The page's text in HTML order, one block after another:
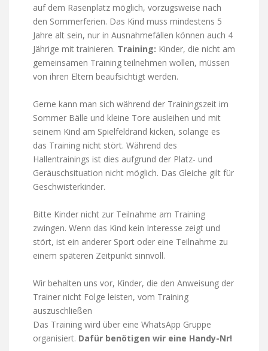
auf dem Rasenplatz möglich, vorzugsweise nach
den Sommerferien. Das Kind muss mindestens 5
Jahre alt sein, nur in Ausnahmefällen können auch 4
Jährige mit trainieren. Training: Kinder, die nicht am
gemeinsamen Training teilnehmen wollen, müssen
von ihren Eltern beaufsichtigt werden.
Gerne kann man sich während der Trainingszeit im
Sommer Bälle und kleine Tore ausleihen und mit
seinem Kind am Spielfeldrand kicken, solange es
das Training nicht stört. Während des
Hallentrainings ist dies aufgrund der Platz- und
Geräuschsituation nicht möglich. Das Gleiche gilt für
Geschwisterkinder.
Bitte Kinder nicht zur Teilnahme am Training
zwingen. Wenn das Kind kein Interesse zeigt und
stört, ist ein anderer Sport oder eine Teilnahme zu
einem späteren Zeitpunkt sinnvoll.
Wir behalten uns vor, Kinder, die den Anweisung der
Trainer nicht Folge leisten, vom Training
auszuschließen
Das Training wird über eine WhatsApp Gruppe
organisiert. Dafür benötigen wir eine Handy-Nr!